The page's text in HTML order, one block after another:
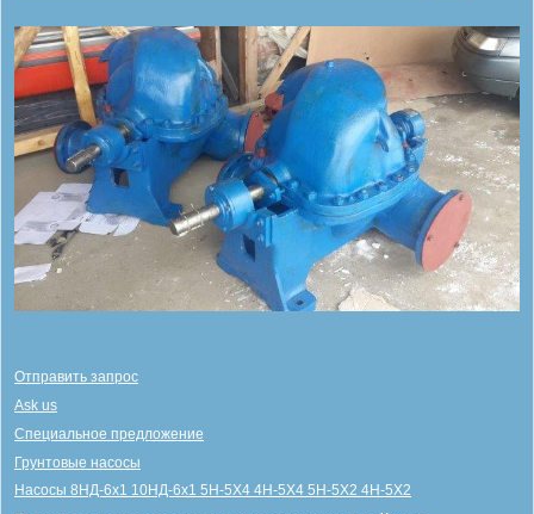
Отправить запрос
Ask us
Специальное предложение
Грунтовые насосы
Насосы 8НД-6х1 10НД-6х1 5Н-5Х4 4Н-5Х4 5Н-5Х2 4Н-5Х2